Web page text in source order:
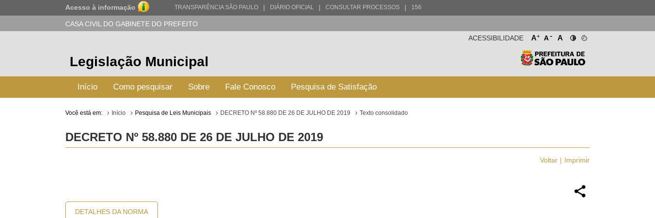
Acesso à informação TRANSPARÊNCIA SÃO PAULO | DIÁRIO OFICIAL | CONSULTAR PROCESSOS | 156
CASA CIVIL DO GABINETE DO PREFEITO
A+ A- A
ACESSIBILIDADE
Legislação Municipal
Início Como pesquisar Sobre Fale Conosco Pesquisa de Satisfação
Você está em: Início Pesquisa de Leis Municipais DECRETO Nº 58.880 DE 26 DE JULHO DE 2019 Texto consolidado
DECRETO Nº 58.880 DE 26 DE JULHO DE 2019
Voltar Imprimir
DETALHES DA NORMA